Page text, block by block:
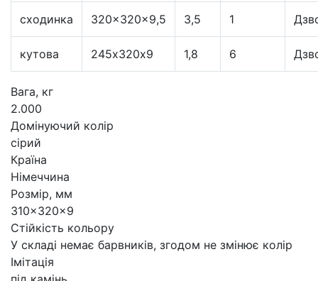
сходинка 320x320x9,5 3,5 1
кутова 245х320х9 1,8 6
Вага, кг
2.000
Домінуючий колір
сірий
Країна
Німеччина
Розмір, мм
310x320x9
Стійкість кольору
У складі немає барвників, згодом не змінює колір
Імітація